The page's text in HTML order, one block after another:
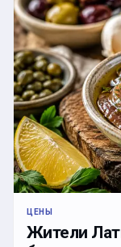
ЦЕНЫ
Жители